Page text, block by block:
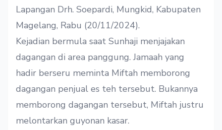
Lapangan Drh. Soepardi, Mungkid, Kabupaten
Magelang, Rabu (20/11/2024).
Kejadian bermula saat Sunhaji menjajakan
dagangan di area panggung. Jamaah yang
hadir berseru meminta Miftah memborong
dagangan penjual es teh tersebut. Bukannya
memborong dagangan tersebut, Miftah justru
melontarkan guyonan kasar.